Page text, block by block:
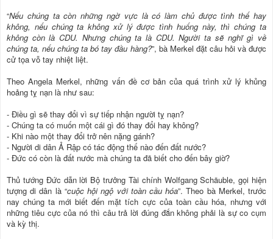
“Nếu chúng ta còn những ngờ vực là có làm chủ được tình thế hay
không, nếu chúng ta không xử lý được tình huống này, thì chúng ta
không còn là CDU. Nhưng chúng ta là CDU. Người ta sẽ nghĩ gì về
chúng ta, nếu chúng ta bó tay đầu hàng?”, bà Merkel đặt câu hỏi và được
cử tọa vỗ tay nhiệt liệt.
Theo Angela Merkel, những vấn đề cơ bản của quá trình xử lý khủng
hoảng tỵ nạn là như sau:
- Điều gì sẽ thay đổi vì sự tiếp nhận người tỵ nạn?
- Chúng ta có muốn một cái gì đó thay đổi hay không?
- Khi nào một thay đổi trở nên nặng gánh?
- Người di dân Ả Rập có tác động thế nào đến đất nước?
- Đức có còn là đất nước mà chúng ta đã biết cho đến bây giờ?
Thủ tướng Đức dẫn lời Bộ trưởng Tài chính Wolfgang Schäuble, gọi hiện
tượng di dân là “cuộc hội ngộ với toàn cầu hóa”. Theo bà Merkel, trước
nay chúng ta mới biết đến mặt tích cực của toàn cầu hóa, nhưng với
những tiêu cực của nó thì câu trả lời đúng đắn không phải là sự co cụm
và kỳ thị.